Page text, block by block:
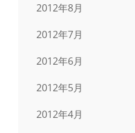
2012年8月
2012年7月
2012年6月
2012年5月
2012年4月